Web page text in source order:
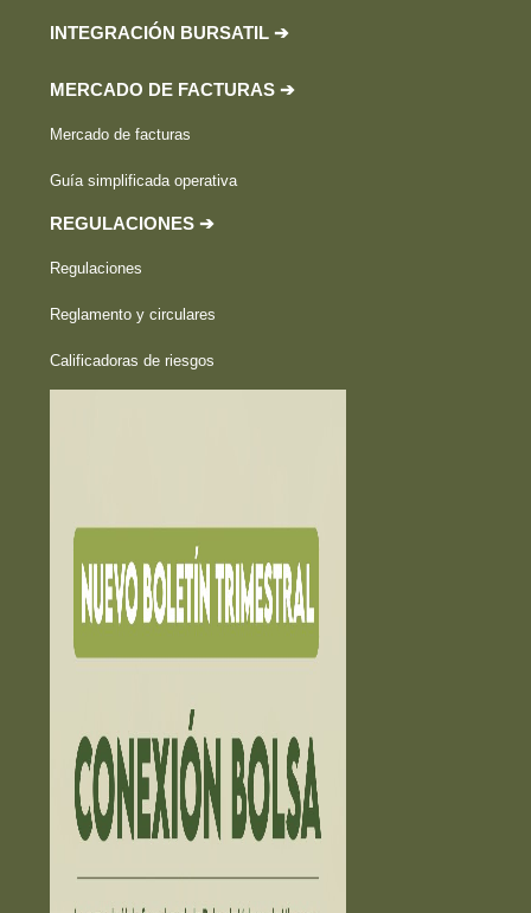
INTEGRACIÓN BURSATIL ➔
MERCADO DE FACTURAS ➔
Mercado de facturas
Guía simplificada operativa
REGULACIONES ➔
Regulaciones
Reglamento y circulares
Calificadoras de riesgos
Exámen Agente Corredor
PROVALORES
VALORES LAFISE